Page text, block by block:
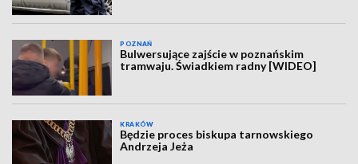
POZNAŃ
Bulwersujące zajście w poznańskim
tramwaju. Świadkiem radny [WIDEO]
KRAKÓW
Będzie proces biskupa tarnowskiego
Andrzeja Jeża